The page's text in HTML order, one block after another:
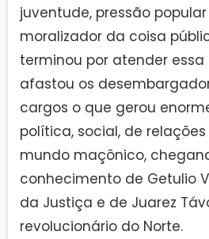
juventude, pressão
moralizador da coisa
terminou por atender
afastou os
cargos o que gerou
política, social, de
mundo maçônico,
conhecimento de Getulio
da Justiça e de Juarez
revolucionário do Norte.